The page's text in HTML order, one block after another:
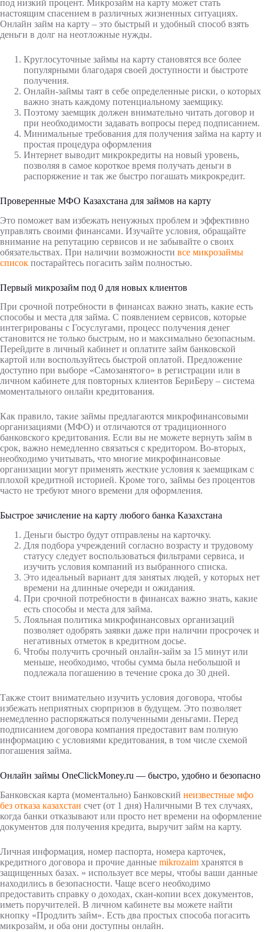
под низкий процент. Микрозайм на карту может стать
настоящим спасением в различных жизненных ситуациях.
Онлайн займ на карту – это быстрый и удобный способ взять
деньги в долг на неотложные нужды.
Круглосуточные займы на карту становятся все более
популярными благодаря своей доступности и быстроте
получения.
Онлайн-займы таят в себе определенные риски, о которых
важно знать каждому потенциальному заемщику.
Поэтому заемщик должен внимательно читать договор и
при необходимости задавать вопросы перед подписанием.
Минимальные требования для получения займа на карту и
простая процедура оформления
Интернет выводит микрокредиты на новый уровень,
позволяя в самое короткое время получать деньги в
распоряжение и так же быстро погашать микрокредит.
Проверенные МФО Казахстана для займов на карту
Это поможет вам избежать ненужных проблем и эффективно
управлять своими финансами. Изучайте условия, обращайте
внимание на репутацию сервисов и не забывайте о своих
обязательствах. При наличии возможности все микрозаймы
список постарайтесь погасить займ полностью.
Первый микрозайм под 0 для новых клиентов
При срочной потребности в финансах важно знать, какие есть
способы и места для займа. С появлением сервисов, которые
интегрированы с Госуслугами, процесс получения денег
становится не только быстрым, но и максимально безопасным.
Перейдите в личный кабинет и оплатите займ банковской
картой или воспользуйтесь быстрой оплатой. Предложение
доступно при выборе «Самозанятого» в регистрации или в
личном кабинете для повторных клиентов БериБеру – система
моментального онлайн кредитования.
Как правило, такие займы предлагаются микрофинансовыми
организациями (МФО) и отличаются от традиционного
банковского кредитования. Если вы не можете вернуть займ в
срок, важно немедленно связаться с кредитором. Во-вторых,
необходимо учитывать, что многие микрофинансовые
организации могут применять жесткие условия к заемщикам с
плохой кредитной историей. Кроме того, займы без процентов
часто не требуют много времени для оформления.
Быстрое зачисление на карту любого банка Казахстана
Деньги быстро будут отправлены на карточку.
Для подбора учреждений согласно возрасту и трудовому
статусу следует воспользоваться фильтрами сервиса, и
изучить условия компаний из выбранного списка.
Это идеальный вариант для занятых людей, у которых нет
времени на длинные очереди и ожидания.
При срочной потребности в финансах важно знать, какие
есть способы и места для займа.
Лояльная политика микрофинансовых организаций
позволяет одобрять заявки даже при наличии просрочек и
негативных отметок в кредитном досье.
Чтобы получить срочный онлайн-займ за 15 минут или
меньше, необходимо, чтобы сумма была небольшой и
подлежала погашению в течение срока до 30 дней.
Также стоит внимательно изучить условия договора, чтобы
избежать неприятных сюрпризов в будущем. Это позволяет
немедленно распоряжаться полученными деньгами. Перед
подписанием договора компания предоставит вам полную
информацию с условиями кредитования, в том числе схемой
погашения займа.
Онлайн займы OneClickMoney.ru — быстро, удобно и безопасно
Банковская карта (моментально) Банковский неизвестные мфо
без отказа казахстан счет (от 1 дня) Наличными В тех случаях,
когда банки отказывают или просто нет времени на оформление
документов для получения кредита, выручит займ на карту.
Личная информация, номер паспорта, номера карточек,
кредитного договора и прочие данные mikrozaim хранятся в
защищенных базах. » использует все меры, чтобы ваши данные
находились в безопасности. Чаще всего необходимо
предоставить справку о доходах, скан-копии всех документов,
иметь поручителей. В личном кабинете вы можете найти
кнопку «Продлить займ». Есть два простых способа погасить
микрозайм, и оба они доступны онлайн.